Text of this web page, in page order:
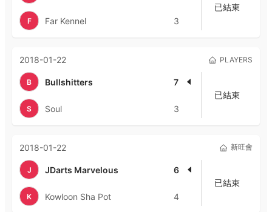
F Far Kennel 3
已結束
2018-01-22 PLAYERS
B Bullshitters 7
S Soul 3
已結束
2018-01-22 新旺會
J JDarts Marvelous 6
K Kowloon Sha Pot 4
已結束